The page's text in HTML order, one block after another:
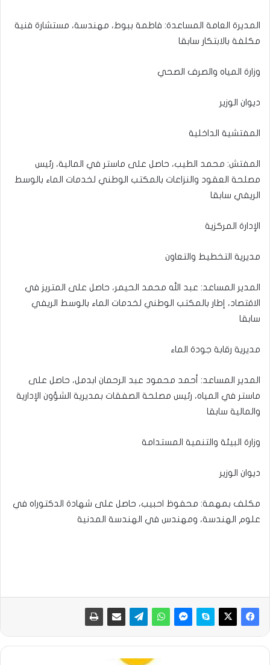
المديرة العامة المساعدة: فاطمة ببوط، مهندسة، مستشارة فنية
مكلفة بالابتكار سابقا
وزارة المياه والصرف الصحي
ديوان الوزير
المفتشية الداخلية
المفتش: محمد الطيب، حاصل على ماستر في المالية، رئيس
مصلحة العقود والنزاعات بالمكتب الوطني لخدمات الماء بالوسط
الريفي سابقا
الإدارة المركزية
مديرية التخطيط والتعاون
المدير المساعد: عبد الله محمد الحيمر، حاصل على المتريز في
الاقتصاد، إطار بالمكتب الوطني لخدمات الماء بالوسط الريفي
سابقا
مديرية رقابة جودة الماء
المدير المساعد: أحمد محمود عبد الرحمان ابدمل، حاصل على
ماستر في المياه، رئيس مصلحة الصفقات بمديرية الشؤون الإدارية
والمالية سابقا
وزارة البيئة والتنمية المستدامة
ديوان الوزير
مكلف بمهمة: محفوظ احبيب، حاصل على شهادة الدكتوراه في
علوم الهندسة، ومهندس في الهندسة المدنية